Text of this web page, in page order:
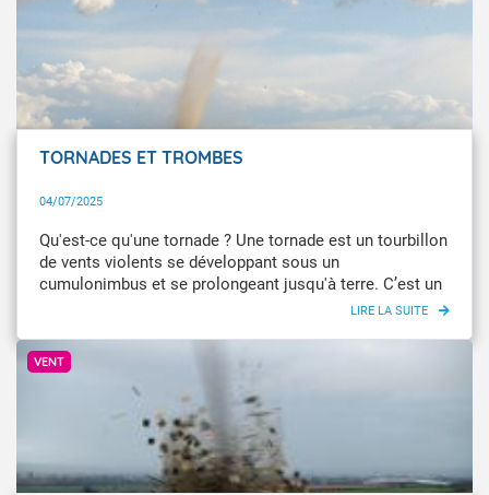
TORNADES ET TROMBES
04/07/2025
Qu'est-ce qu'une tornade ? Une tornade est un tourbillon
de vents violents se développant sous un
cumulonimbus et se prolongeant jusqu'à terre. C’est un
phénomène assez bref et très localisé. La tornade est
y naissent, formant une excroissance du nuage en
forme d'entonnoir. Sur les surfaces liquides (mers,
océans), on parle de trombe. En France, leur diamètre
varie de quelques dizaines à plusieurs centaines de
mètres, pour un parcours de quelques kilomètres et une
durée de vie dépassant rarement 15 minutes. Un grand
tiers nord-ouest du pays et la côte méditerranéenne
VENT
© Getty Images - PeteDraper.